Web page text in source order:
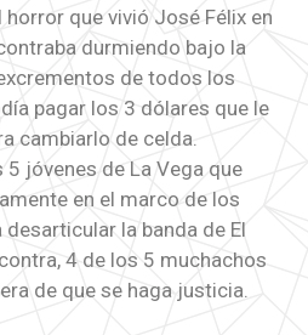
que vivió José Félix en
durmiendo bajo la
de todos los
pagar los 3 dólares que le
cambiarlo de celda.
jóvenes de La Vega que
en el marco de los
la banda de El
4 de los 5 muchachos
de que se haga justicia.